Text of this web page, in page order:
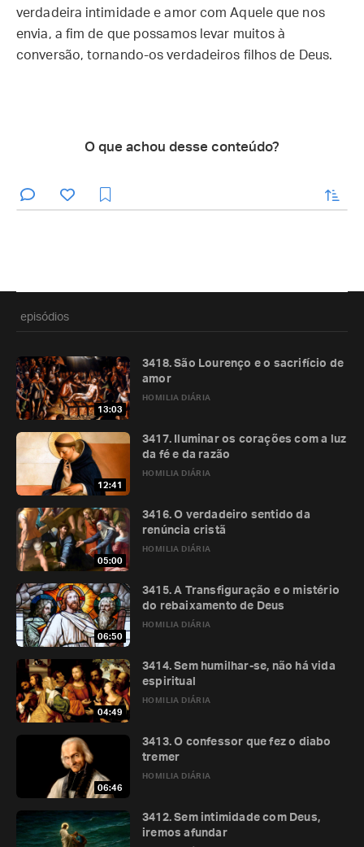
verdadeira intimidade e amor com Aquele que nos
envia, a fim de que possamos levar muitos à
conversão, tornando-os verdadeiros filhos de Deus.
O que achou desse conteúdo?
enviar
episódios
13:03
HOMILIA DIÁRIA
3418. São Lourenço e o sacrifício de
amor
12:41
HOMILIA DIÁRIA
3417. Iluminar os corações com a luz
da fé e da razão
05:00
HOMILIA DIÁRIA
3416. O verdadeiro sentido da
renúncia cristã
06:50
HOMILIA DIÁRIA
3415. A Transfiguração e o mistério
do rebaixamento de Deus
04:49
HOMILIA DIÁRIA
3414. Sem humilhar-se, não há vida
espiritual
06:46
HOMILIA DIÁRIA
3413. O confessor que fez o diabo
tremer
3412. Sem intimidade com Deus,
iremos afundar